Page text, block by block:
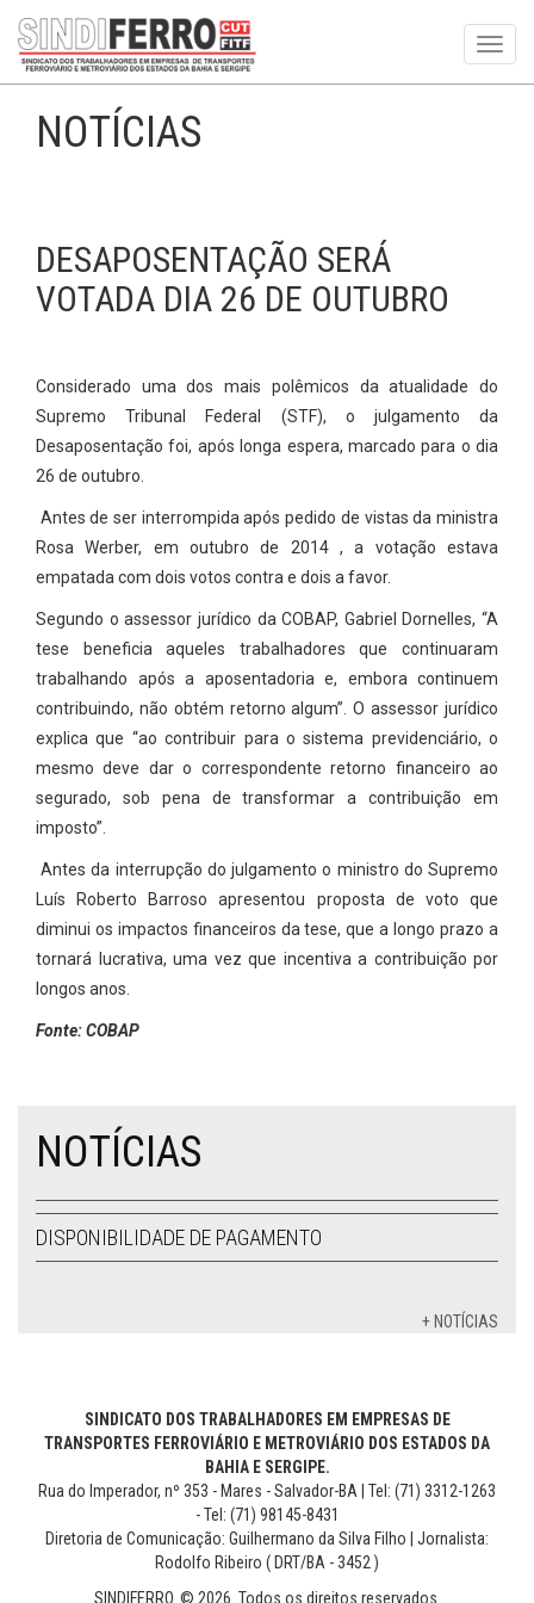
NOTÍCIAS
DESAPOSENTAÇÃO SERÁ
VOTADA DIA 26 DE OUTUBRO
Considerado uma dos mais polêmicos da atualidade do
Supremo Tribunal Federal (STF), o julgamento da
Desaposentação foi, após longa espera, marcado para o dia
26 de outubro.
Antes de ser interrompida após pedido de vistas da ministra
Rosa Werber, em outubro de 2014 , a votação estava
empatada com dois votos contra e dois a favor.
Segundo o assessor jurídico da COBAP, Gabriel Dornelles, “A
tese beneficia aqueles trabalhadores que continuaram
trabalhando após a aposentadoria e, embora continuem
contribuindo, não obtém retorno algum”. O assessor jurídico
explica que “ao contribuir para o sistema previdenciário, o
mesmo deve dar o correspondente retorno financeiro ao
segurado, sob pena de transformar a contribuição em
imposto”.
Antes da interrupção do julgamento o ministro do Supremo
Luís Roberto Barroso apresentou proposta de voto que
diminui os impactos financeiros da tese, que a longo prazo a
tornará lucrativa, uma vez que incentiva a contribuição por
longos anos.
Fonte: COBAP
NOTÍCIAS
DISPONIBILIDADE DE PAGAMENTO
+ NOTÍCIAS
SINDICATO DOS TRABALHADORES EM EMPRESAS DE
TRANSPORTES FERROVIÁRIO E METROVIÁRIO DOS ESTADOS DA
BAHIA E SERGIPE.
Rua do Imperador, nº 353 - Mares - Salvador-BA | Tel: (71) 3312-1263
- Tel: (71) 98145-8431
Diretoria de Comunicação: Guilhermano da Silva Filho | Jornalista:
Rodolfo Ribeiro ( DRT/BA - 3452 )
SINDIFERRO. © 2026. Todos os direitos reservados.